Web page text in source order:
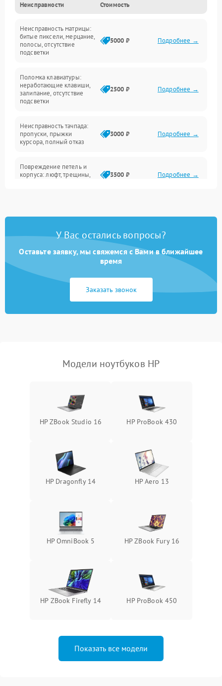
Устройства
Программные ошибки
Электрические и системные сбои
Интерфейсные проблемы
Батарея
Сеть и интернет
Неисправности Стоимость
Неисправность матрицы:
битые пиксели, мерцание,
полосы, отсутствие
подсветки
5000 ₽ Подробнее →
Поломка клавиатуры:
неработающие клавиши,
залипание, отсутствие
подсветки
2500 ₽ Подробнее →
Неисправность тачпада:
пропуски, прыжки
курсора, полный отказ
3000 ₽ Подробнее →
Повреждение петель и
корпуса: люфт, трещины,
3500 ₽ Подробнее →
быстрая разрядка,
2500 ₽ Подробнее →
Неисправность зарядного
питания
2000 ₽ Подробнее →
неисправности кулера
пропадание диска
оперативной памяти:
вылеты приложений,
синие экраны
У Вас остались вопросы?
Оставьте заявку, мы свяжемся с Вами в ближайшее
время
Заказать звонок
Модели ноутбуков HP
HP ZBook Studio 16 HP ProBook 430
HP Dragonfly 14 HP Aero 13
HP OmniBook 5 HP ZBook Fury 16
HP ZBook Firefly 14 HP ProBook 450
Показать все модели